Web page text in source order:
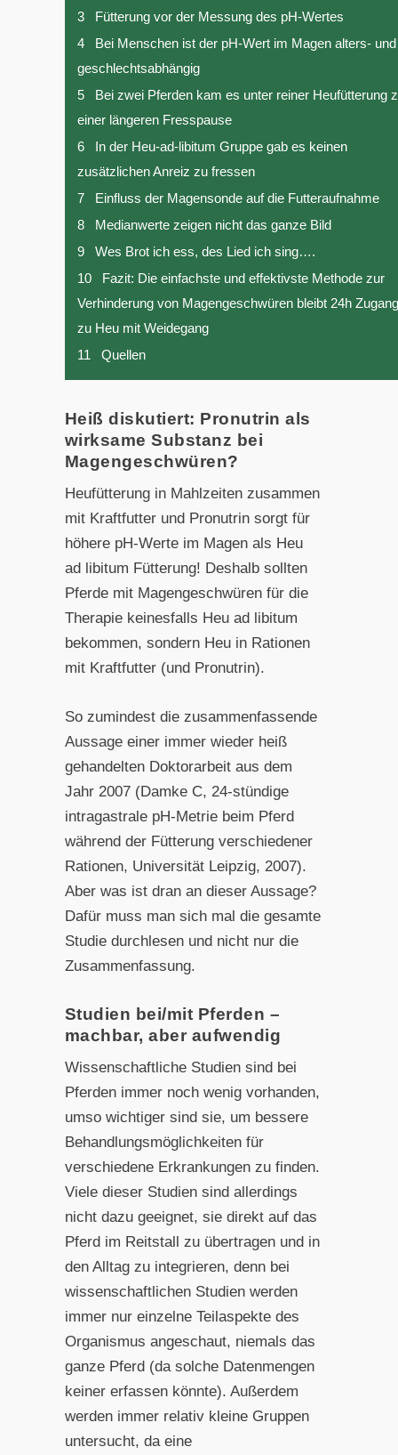
3
Fütterung vor der Messung des pH-Wertes
4
Bei Menschen ist der pH-Wert im Magen alters- und
geschlechtsabhängig
5
Bei zwei Pferden kam es unter reiner Heufütterung
einer längeren Fresspause
6
In der Heu-ad-libitum Gruppe gab es keinen
zusätzlichen Anreiz zu fressen
7
Einfluss der Magensonde auf die Futteraufnahme
8
Medianwerte zeigen nicht das ganze Bild
9
Wes Brot ich ess, des Lied ich sing….
10
Fazit: Die einfachste und effektivste Methode zur
Verhinderung von Magengeschwüren bleibt 24h Zugang
zu Heu mit Weidegang
11
Quellen
Heiß diskutiert: Pronutrin als
wirksame Substanz bei
Magengeschwüren?
Heufütterung in Mahlzeiten zusammen
mit Kraftfutter und Pronutrin sorgt für
höhere pH-Werte im Magen als Heu
ad libitum Fütterung! Deshalb sollten
Pferde mit Magengeschwüren für die
Therapie keinesfalls Heu ad libitum
bekommen, sondern Heu in Rationen
mit Kraftfutter (und Pronutrin).
So zumindest die zusammenfassende
Aussage einer immer wieder heiß
gehandelten Doktorarbeit aus dem
Jahr 2007 (Damke C, 24-stündige
intragastrale pH-Metrie beim Pferd
während der Fütterung verschiedener
Rationen, Universität Leipzig, 2007).
Aber was ist dran an dieser Aussage?
Dafür muss man sich mal die gesamte
Studie durchlesen und nicht nur die
Zusammenfassung.
Studien bei/mit Pferden –
machbar, aber aufwendig
Wissenschaftliche Studien sind bei
Pferden immer noch wenig vorhanden,
umso wichtiger sind sie, um bessere
Behandlungsmöglichkeiten für
verschiedene Erkrankungen zu finden.
Viele dieser Studien sind allerdings
nicht dazu geeignet, sie direkt auf das
Pferd im Reitstall zu übertragen und in
den Alltag zu integrieren, denn bei
wissenschaftlichen Studien werden
immer nur einzelne Teilaspekte des
Organismus angeschaut, niemals das
ganze Pferd (da solche Datenmengen
keiner erfassen könnte). Außerdem
werden immer relativ kleine Gruppen
untersucht, da eine